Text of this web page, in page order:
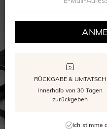
RÜCKGABE & UMTATSCH
Innerhalb von 30 Tagen
zurückgeben
Ich stimme